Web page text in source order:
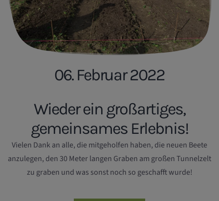
06. Februar 2022
Wieder ein großartiges,
gemeinsames Erlebnis!
Vielen Dank an alle, die mitgeholfen haben, die neuen Beete
anzulegen, den 30 Meter langen Graben am großen Tunnelzelt
zu graben und was sonst noch so geschafft wurde!